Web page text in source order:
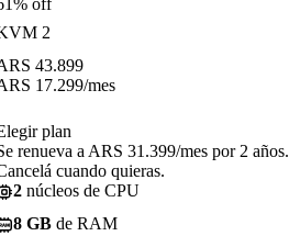
2
43.899
17.299/mes
plan
renueva a ARS 31.399/mes por 2 años.
cuando quieras.
2 núcleos de CPU
8 GB de RAM